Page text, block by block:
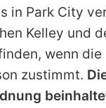
Utiq verwalten
in Park City
Kelley und
wenn die
zustimmt.